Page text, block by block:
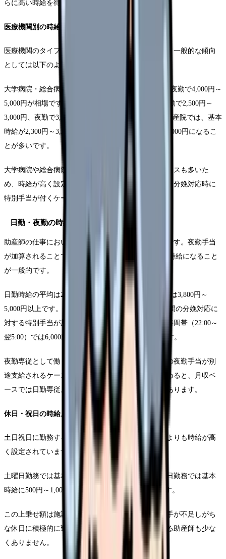
らに高い時給を得られることもあります。
医療機関別の時給比較
医療機関のタイプによっても時給設定は異なります。一般的な傾向
としては以下のようになっています。
大学病院・総合病院では、日勤で2,800円～3,500円、夜勤で4,000円～
5,000円が相場です。中小病院・クリニックでは、日勤で2,500円～
3,000円、夜勤で3,500円～4,500円となっています。助産院では、基本
時給が2,300円～3,200円、分娩対応時には3,500円～5,000円になるこ
とが多いです。
大学病院や総合病院ではハイリスク分娩や複雑なケースも多いた
め、時給が高く設定されています。一方、助産院では分娩対応時に
特別手当が付くケースが多いのが特徴です。
日勤・夜勤の時給差
助産師の仕事において、日勤と夜勤の時給差は明確です。夜勤手当
が加算されることで、日勤と比較して約1.5倍ほどの時給になること
が一般的です。
日勤時給の平均は2,500円～3,500円、夜勤時給の平均は3,800円～
5,000円以上です。特に分娩を多く扱う施設では、夜間の分娩対応に
対する特別手当が加算されるケースもあり、深夜の時間帯（22:00～
翌5:00）では6,000円以上の時給になることもあります。
夜勤専従として働く場合は、基本時給に加えて月額の夜勤手当が別
途支給されるケースも多いです。こうした手当を含めると、月収ベ
ースでは日勤専従よりも大幅に収入が増えることもあります。
休日・祝日の時給上乗せ
土日祝日に勤務する場合、多くの医療機関では平日よりも時給が高
く設定されています。
土曜日勤務では基本時給に200円～500円、日曜・祝日勤務では基本
時給に500円～1,000円が上乗せされる傾向があります。
この上乗せ額は施設によって異なりますが、特に人手が不足しがち
な休日に積極的に勤務することで、月収アップを図る助産師も少な
くありません。